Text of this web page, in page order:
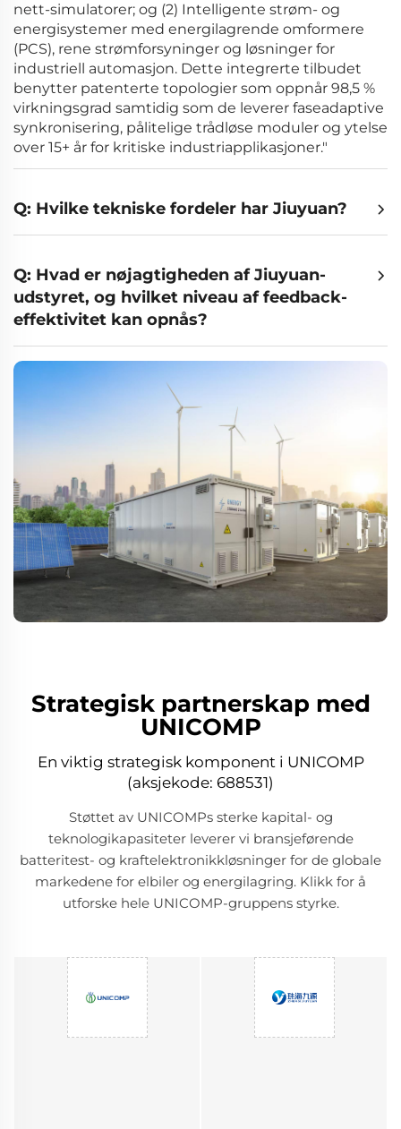
nett-simulatorer; og (2) Intelligente strøm- og
energisystemer med energilagrende omformere
(PCS), rene strømforsyninger og løsninger for
industriell automasjon. Dette integrerte tilbudet
benytter patenterte topologier som oppnår 98,5 %
virkningsgrad samtidig som de leverer faseadaptive
synkronisering, pålitelige trådløse moduler og ytelse
over 15+ år for kritiske industriapplikasjoner."
Q: Hvilke tekniske fordeler har Jiuyuan?
Q: Hvad er nøjagtigheden af Jiuyuan-
udstyret, og hvilket niveau af feedback-
effektivitet kan opnås?
Strategisk partnerskap med
UNICOMP
En viktig strategisk komponent i UNICOMP
(aksjekode: 688531)
Støttet av UNICOMPs sterke kapital- og
teknologikapasiteter leverer vi bransjeførende
batteritest- og kraftelektronikkløsninger for de globale
markedene for elbiler og energilagring. Klikk for å
utforske hele UNICOMP-gruppens styrke.